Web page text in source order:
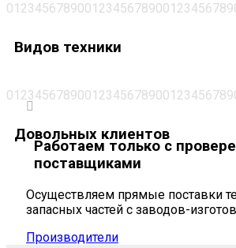
01 23456789001 23456789001 23456789
Видов техники
01 23456789001 23456789001 23456789
Довольных клиентов
Мыпомогаем
Работаем только с
поставщиками
Осуществляем прямые поставки
запасных частей с заводов-
Производители